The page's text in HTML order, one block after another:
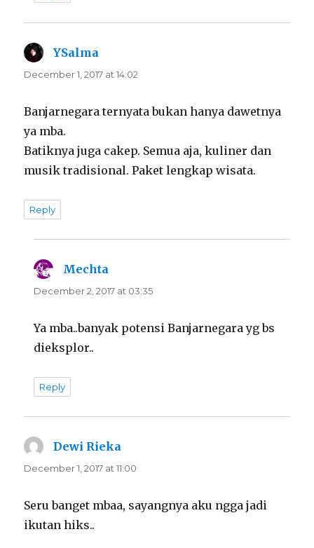
YSalma
December 1, 2017 at 14:02
Banjarnegara ternyata bukan hanya dawetnya
ya mba.
Batiknya juga cakep. Semua aja, kuliner dan
musik tradisional. Paket lengkap wisata.
Reply
Mechta
December 2, 2017 at 03:35
Ya mba..banyak potensi Banjarnegara yg bs
dieksplor..
Reply
Dewi Rieka
December 1, 2017 at 11:00
Seru banget mbaa, sayangnya aku ngga jadi
ikutan hiks..